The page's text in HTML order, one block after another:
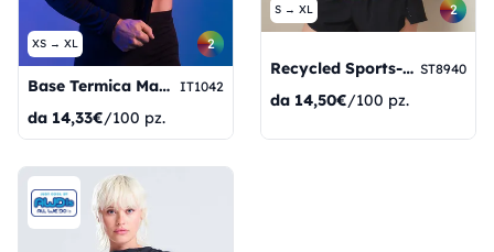
XS → XL 2
Base Termica Maglia Girocollo Manica Lunga IT1042
da 14,33€/100 pz.
S → XL 2
Recycled Sports-T Reflect Women ST8940
da 14,50€/100 pz.